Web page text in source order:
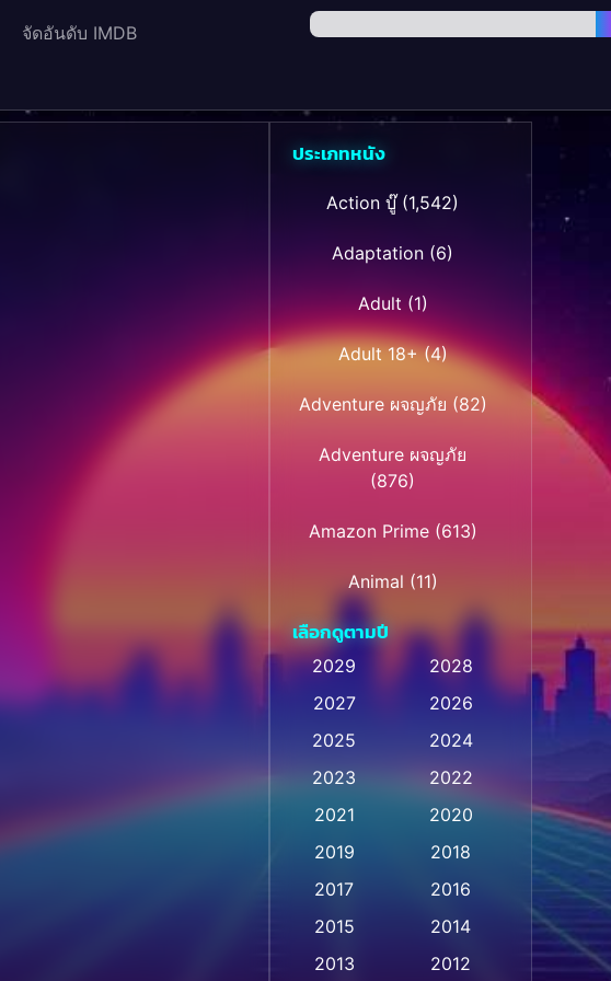
จัดอันดับ IMDB
ประเภทหนัง
Action บู๊(1,542)
Adaptation (6)
Adult(1)
Adult 18+(4)
Adventure ผจญภัย (82)
Adventure ผจญภัย
(876)
Amazon Prime(613)
Animal (11)
Animation การ์ตูน (28)
Animation การ์ตูน
Animation อนิเมชั่น(1)
Animation แอนิเมชั่น(1)
Anthology (2)
เลือกดูตามปี
2029
2028
2027
2026
2025
2024
2023
2022
2021
2020
2019
2018
2017
2016
2015
2014
2013
2012